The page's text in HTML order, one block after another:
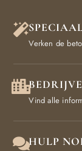
Verken de
Vind alle
HULP